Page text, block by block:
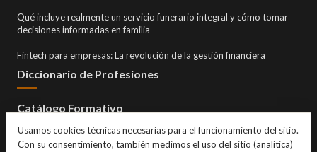
Qué incluye realmente un servicio funerario integral y cómo tomar
decisiones informadas en familia
Fintech para empresas: La revolución de la gestión financiera
Diccionario de Profesiones
Catálogo Formativo
Usamos cookies técnicas necesarias para el funcionamiento del sitio.
Con su consentimiento, también medimos el uso del sitio (analítica)